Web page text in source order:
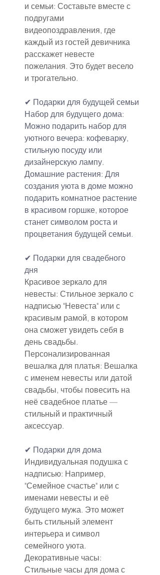
и семьи: Составьте вместе с
подругами
видеопоздравления, где
каждый из гостей девичника
расскажет невесте
пожелания. Это будет весело
и трогательно.
✔ Подарки для будущей семьи
Набор для будущего дома:
Можно подарить набор для
уютного вечера: кофеварку,
стильную посуду или
дизайнерскую лампу.
Домашние растения: Для
создания уюта в доме можно
подарить комнатное растение
в красивом горшке, которое
станет символом роста и
процветания будущей семьи.
✔ Подарки для свадебного
дня
Красивое зеркало для
невесты: Стильное зеркало с
надписью "Невеста" или с
красивым рамой, в котором
она сможет увидеть себя в
день свадьбы.
Персонализированная
вешалка для платья: Вешалка
с именем невесты или датой
свадьбы, чтобы повесить на
неё свадебное платье —
стильный и практичный
аксессуар.
✔ Подарки для дома
Индивидуальная подушка с
надписью: Например,
"Семейное счастье" или с
именами невесты и её
будущего мужа. Это может
быть стильный элемент
интерьера и символ
семейного уюта.
Декоративные часы:
Стильные часы для дома с